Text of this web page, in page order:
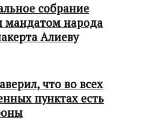
собрание
мандатом народа
Алиеву
что во всех
пунктах есть